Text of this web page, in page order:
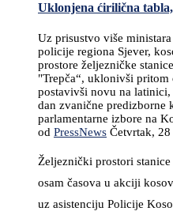
Uklonjena ćirilična
Uz prisustvo više
policije regiona Sjever,
prostore željezničke
"Trepča“, uklonivši
postavivši novu na
dan zvanične predizborne
parlamentarne izbore na
od PressNews Četvrtak,
Željeznički prostori
osam časova u akciji
uz asistenciju Policije